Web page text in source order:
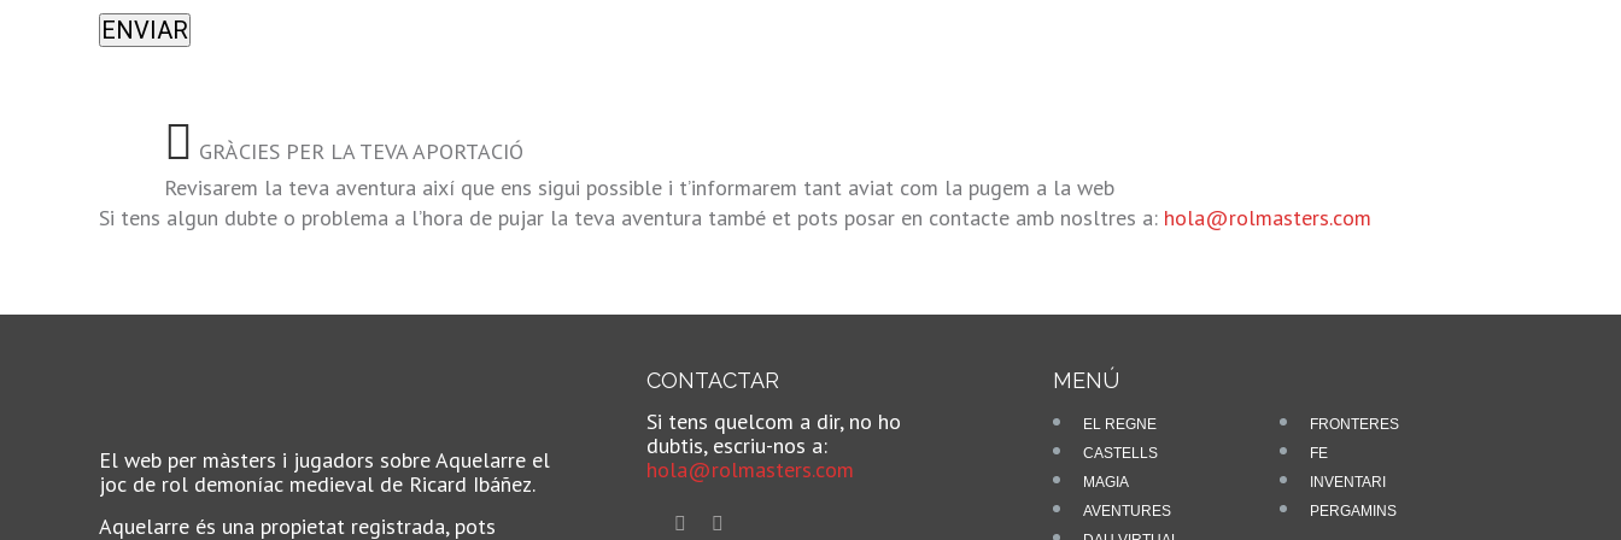
GRÀCIES PER LA TEVA APORTACIÓ
Revisarem la teva aventura així que ens sigui possible i t’informarem tant aviat com la pugem a la web
Si tens algun dubte o problema a l’hora de pujar la teva aventura també et pots posar en contacte amb nosltres a: hola@rolmasters.com
El web per màsters i jugadors sobre Aquelarre el
joc de rol demoníac medieval de Ricard Ibáñez.
Aquelarre és una propietat registrada, pots
CONTACTAR
Si tens quelcom a dir, no ho
dubtis, escriu-nos a:
hola@rolmasters.com
MENÚ
EL REGNE
FRONTERES
CASTELLS
FE
MAGIA
INVENTARI
AVENTURES
PERGAMINS